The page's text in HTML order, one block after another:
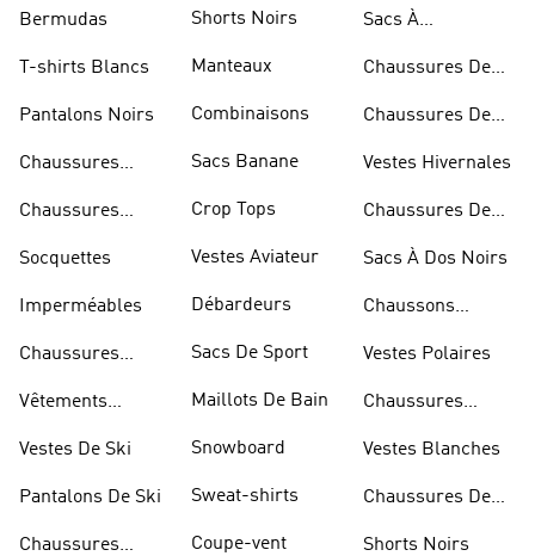
Bermudas
T-shirts Blancs
Pantalons Noirs
Chaussures
Chaussures
Socquettes
Imperméables
Chaussures
Vêtements
Vestes De Ski
Pantalons De Ski
Chaussures
Shorts Noirs
Manteaux
Combinaisons
Sacs Banane
Crop Tops
Vestes Aviateur
Débardeurs
Sacs De Sport
Maillots De Bain
Snowboard
Sweat-shirts
Coupe-vent
Sacs À
Chaussures De
Chaussures De
Vestes Hivernales
Chaussures De
Sacs À Dos Noirs
Chaussons
Vestes Polaires
Chaussures
Vestes Blanches
Chaussures De
Shorts Noirs